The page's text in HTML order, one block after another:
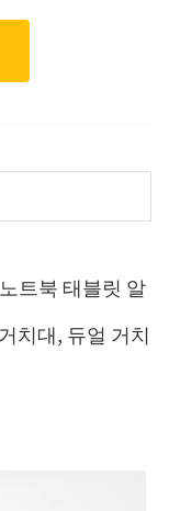
트북 태블릿 알
치대, 듀얼 거치